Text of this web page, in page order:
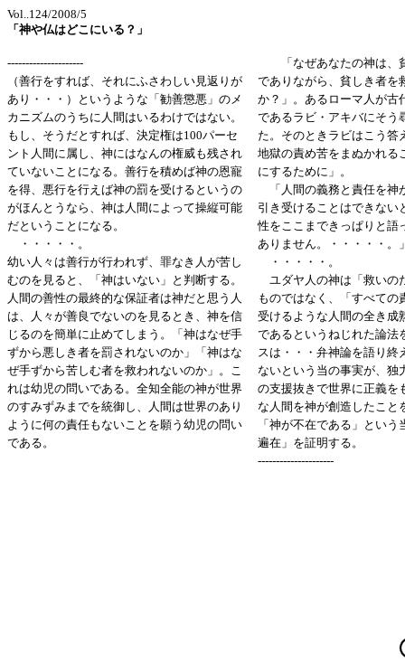
Vol..124/2008/5
「神や仏はどこにいる？」
---------------------
（善行をすれば、それにふさわしい見返りが
あり・・・）というような「勧善懲悪」のメ
カニズムのうちに人間はいるわけではない。
もし、そうだとすれば、決定権は100パーセ
ント人間に属し、神にはなんの権威も残され
ていないことになる。善行を積めば神の恩寵
を得、悪行を行えば神の罰を受けるというの
がほんとうなら、神は人間によって操縦可能
だということになる。
・・・・・。
幼い人々は善行が行われず、罪なき人が苦し
むのを見ると、「神はいない」と判断する。
人間の善性の最終的な保証者は神だと思う人
は、人々が善良でないのを見るとき、神を信
じるのを簡単に止めてしまう。「神はなぜ手
ずから悪しき者を罰されないのか」「神はな
ぜ手ずから苦しむ者を救われないのか」。こ
れは幼児の問いである。全知全能の神が世界
のすみずみまでを統御し、人間は世界のあり
ように何の責任もないことを願う幼児の問い
である。
「なぜあなたの神は、
でありながら、貧しき者を
か？」。あるローマ人が古
であるラビ・アキバにそう
た。そのときラビはこう答
地獄の責め苦をまぬかれる
にするために」。
「人間の義務と責任を神
引き受けることはできない
性をここまできっぱりと語
ありません。・・・・・。
・・・・・。
ユダヤ人の神は「救いの
ものではなく、「すべての
受けるような人間の全き成
であるというねじれた論法
スは・・・弁神論を語り終
ないという当の事実が、独
の支援抜きで世界に正義を
な人間を神が創造したこと
「神が不在である」とい
遍在」を証明する。
---------------------